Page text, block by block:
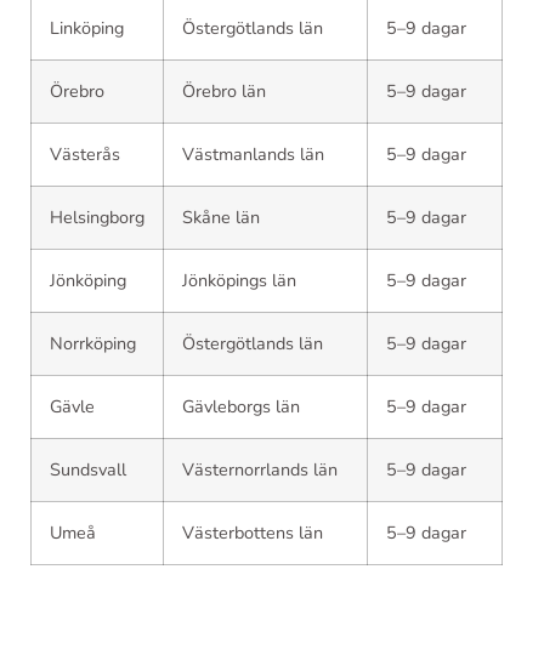
Linköping Östergötlands län 5–9 dagar
Örebro Örebro län 5–9 dagar
Västerås Västmanlands län 5–9 dagar
Helsingborg Skåne län 5–9 dagar
Jönköping Jönköpings län 5–9 dagar
Norrköping Östergötlands län 5–9 dagar
Gävle Gävleborgs län 5–9 dagar
Sundsvall Västernorrlands län 5–9 dagar
Umeå Västerbottens län 5–9 dagar